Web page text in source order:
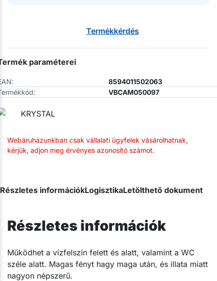
Webáruházunkban csak vállalati ügyfelek vásárolhatnak,
kérjük, adjon meg érvényes azonosító számot.
Termékkérdés
paraméterei
8594011502063
VBCAM050097
Részletes információkLogisztikaLetölthető
Részletes információk
​Működhet a vízfelszín felett és alatt, valamint a WC
széle alatt. Magas fényt hagy maga után, és illata miatt
nagyon népszerű.